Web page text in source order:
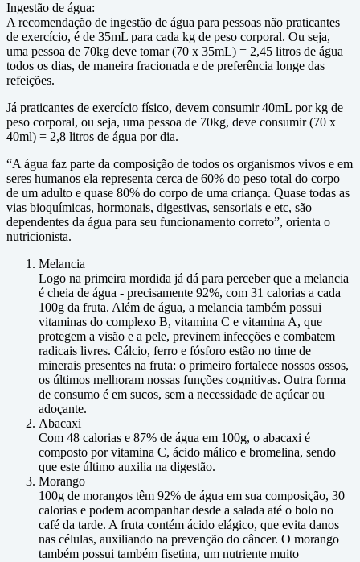
Ingestão de água:
A recomendação de ingestão de água para pessoas não praticantes
de exercício, é de 35mL para cada kg de peso corporal. Ou seja,
uma pessoa de 70kg deve tomar (70 x 35mL) = 2,45 litros de água
todos os dias, de maneira fracionada e de preferência longe das
refeições.
Já praticantes de exercício físico, devem consumir 40mL por kg de
peso corporal, ou seja, uma pessoa de 70kg, deve consumir (70 x
40ml) = 2,8 litros de água por dia.
“A água faz parte da composição de todos os organismos vivos e em
seres humanos ela representa cerca de 60% do peso total do corpo
de um adulto e quase 80% do corpo de uma criança. Quase todas as
vias bioquímicas, hormonais, digestivas, sensoriais e etc, são
dependentes da água para seu funcionamento correto”, orienta o
nutricionista.
Melancia
Logo na primeira mordida já dá para perceber que a melancia
é cheia de água - precisamente 92%, com 31 calorias a cada
100g da fruta. Além de água, a melancia também possui
vitaminas do complexo B, vitamina C e vitamina A, que
protegem a visão e a pele, previnem infecções e combatem
radicais livres. Cálcio, ferro e fósforo estão no time de
minerais presentes na fruta: o primeiro fortalece nossos ossos,
os últimos melhoram nossas funções cognitivas. Outra forma
de consumo é em sucos, sem a necessidade de açúcar ou
adoçante.
Abacaxi
Com 48 calorias e 87% de água em 100g, o abacaxi é
composto por vitamina C, ácido málico e bromelina, sendo
que este último auxilia na digestão.
Morango
100g de morangos têm 92% de água em sua composição, 30
calorias e podem acompanhar desde a salada até o bolo no
café da tarde. A fruta contém ácido elágico, que evita danos
nas células, auxiliando na prevenção do câncer. O morango
também possui também fisetina, um nutriente muito